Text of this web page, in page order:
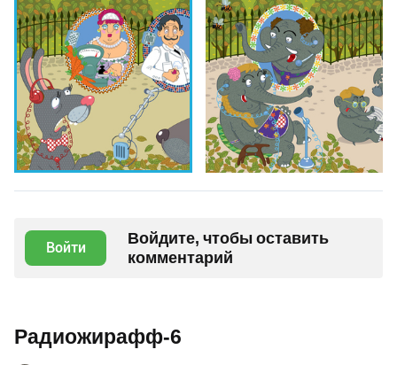
Войти
Войдите, чтобы оставить
комментарий
Радиожирафф-6